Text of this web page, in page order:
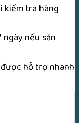
kiểm tra hàng
nếu sản
hỗ trợ nhanh